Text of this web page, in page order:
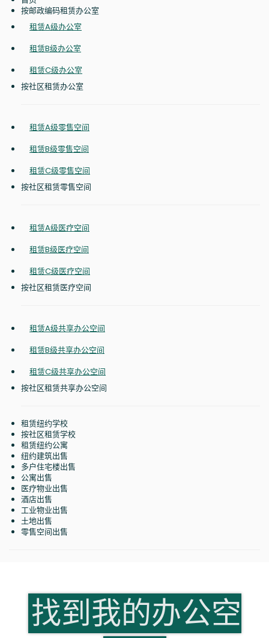
按邮政编码租赁办公室
租赁A级办公室
租赁B级办公室
租赁C级办公室
按社区租赁办公室
租赁A级零售空间
租赁B级零售空间
租赁C级零售空间
按社区租赁零售空间
租赁A级医疗空间
租赁B级医疗空间
租赁C级医疗空间
按社区租赁医疗空间
租赁A级共享办公空间
租赁B级共享办公空间
租赁C级共享办公空间
按社区租赁共享办公空间
租赁纽约学校
按社区租赁学校
租赁纽约公寓
纽约建筑出售
多户住宅楼出售
公寓出售
医疗物业出售
酒店出售
工业物业出售
土地出售
零售空间出售
找到我的办公空